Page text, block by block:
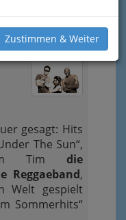
Zustimmen & Weiter
1
Austria
gesagt: Hits
The Sun“,
Tim die
Reggaeband,
Welt gespielt
Sommerhits“